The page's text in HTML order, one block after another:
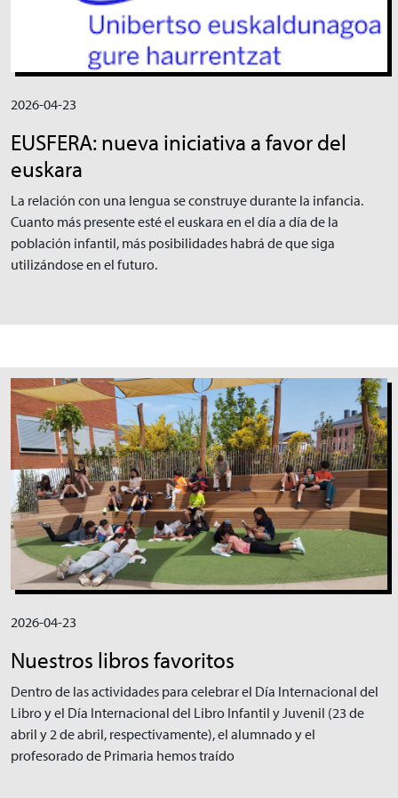
2026-04-23
EUSFERA: nueva iniciativa a favor del
euskara
La relación con una lengua se construye durante la infancia.
Cuanto más presente esté el euskara en el día a día de la
población infantil, más posibilidades habrá de que siga
utilizándose en el futuro.
Irudia
2026-04-23
Nuestros libros favoritos
Dentro de las actividades para celebrar el Día Internacional del
Libro y el Día Internacional del Libro Infantil y Juvenil (23 de
abril y 2 de abril, respectivamente), el alumnado y el
profesorado de Primaria hemos traído